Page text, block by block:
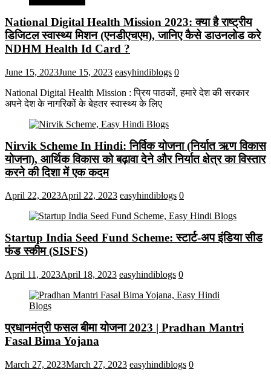
National Digital Health Mission 2023: क्या है राष्ट्रीय
डिजिटल स्वास्थ्य मिशन (एनडीएचएम), जानिए कैसे डाउनलोड करे
NDHM Health Id Card ?
June 15, 2023June 15, 2023 easyhindiblogs 0
National Digital Health Mission : प्रिय पाठकों, हमारे देश की सरकार
अपने देश के नागरिकों के बेहतर स्वास्थ्य के लिए
Nirvik Scheme In Hindi: निर्विक योजना (निर्यात ऋण विकास
योजना), आर्थिक विकास को बढ़ावा देने और निर्यात क्षेत्र का विस्तार
करने की दिशा में एक कदम
April 22, 2023April 22, 2023 easyhindiblogs 0
Startup India Seed Fund Scheme: स्टार्ट-अप इंडिया सीड
फंड स्कीम (SISFS)
April 11, 2023April 18, 2023 easyhindiblogs 0
प्रधानमंत्री फसल बीमा योजना 2023 | Pradhan Mantri
Fasal Bima Yojana
March 27, 2023March 27, 2023 easyhindiblogs 0